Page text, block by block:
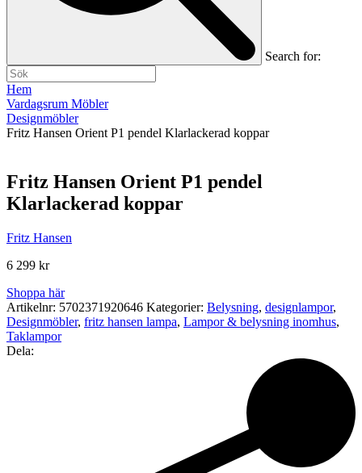
Search for:
Hem
Vardagsrum Möbler
Designmöbler
Fritz Hansen Orient P1 pendel Klarlackerad koppar
Fritz Hansen Orient P1 pendel
Klarlackerad koppar
Fritz Hansen
6 299 kr
Shoppa här
Artikelnr: 5702371920646 Kategorier: Belysning, designlampor,
Designmöbler, fritz hansen lampa, Lampor & belysning inomhus,
Taklampor
Dela: